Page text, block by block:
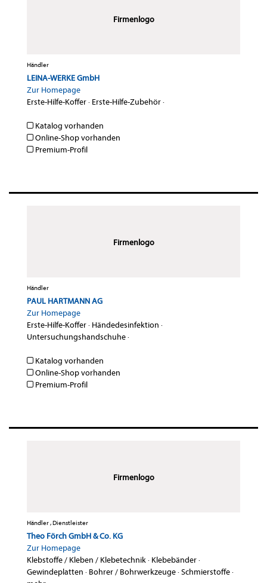
Firmenlogo
Händler
LEINA-WERKE GmbH
Zur Homepage
Erste-Hilfe-Koffer· Erste-Hilfe-Zubehör·
Katalog vorhanden
Online-Shop vorhanden
Premium-Profil
Firmenlogo
Händler
PAUL HARTMANN AG
Zur Homepage
Erste-Hilfe-Koffer· Händedesinfektion ·
Untersuchungshandschuhe·
Katalog vorhanden
Online-Shop vorhanden
Premium-Profil
Firmenlogo
Händler , Dienstleister
Theo Förch GmbH & Co. KG
Zur Homepage
Klebstoffe / Kleben / Klebetechnik· Klebebänder·
Gewindeplatten · Bohrer / Bohrwerkzeuge·Schmierstoffe·